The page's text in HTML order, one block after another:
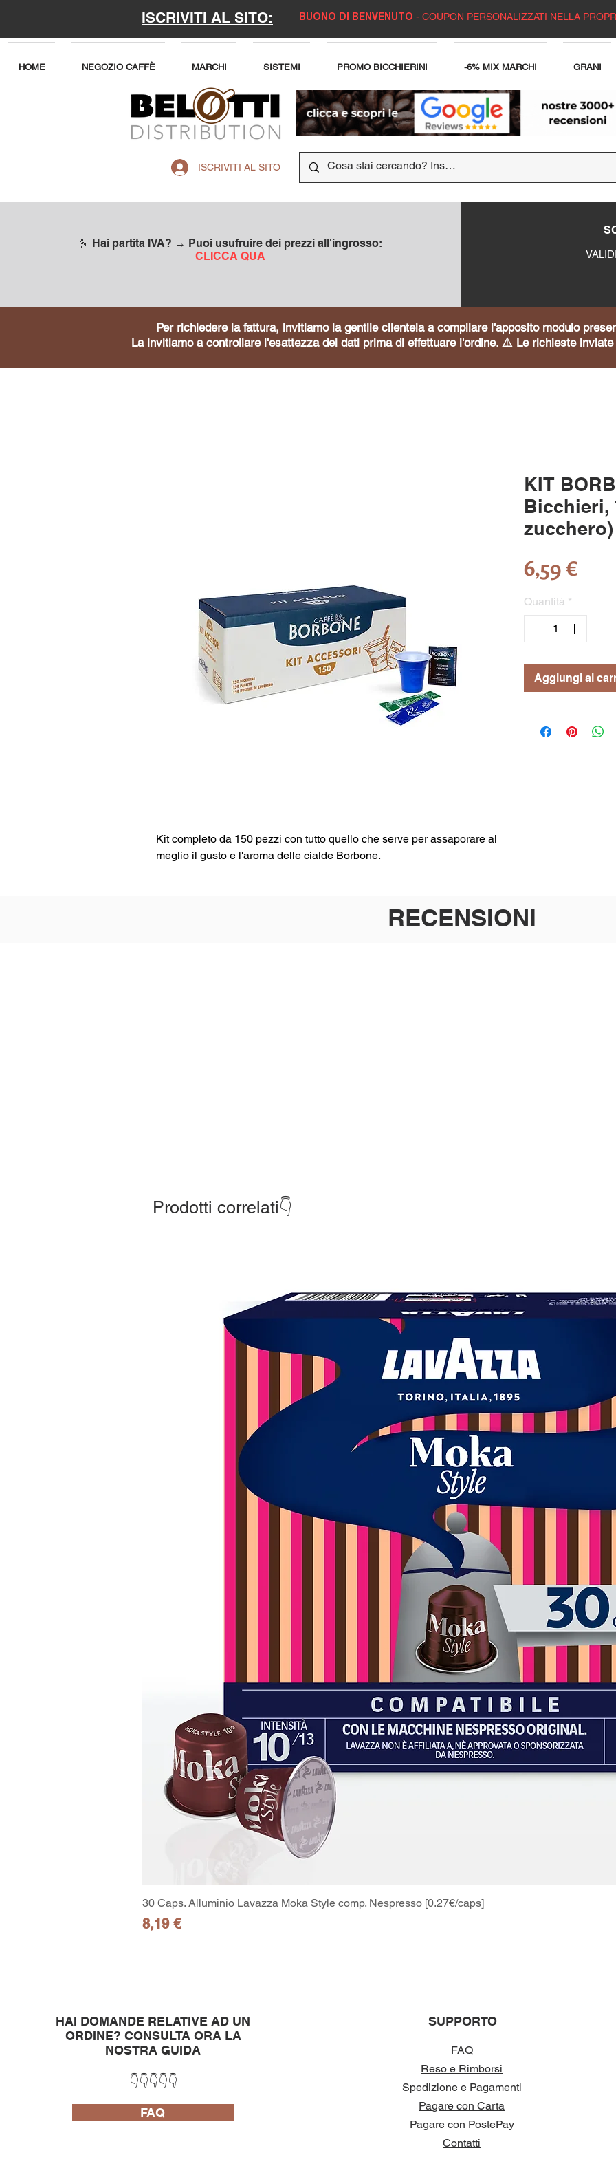
ISCRIVITI AL SITO: BUONO DI BENVENUTO - COUPON PERSONALIZZATI NELLA
HOME NEGOZIO CAFFÈ MARCHI SISTEMI PROMO BICCHIERINI -6% MIX MARCHI GRANI
ISCRIVITI AL SITO
🫰 Hai partita IVA? → Puoi usufruire dei prezzi all'ingrosso:
CLICCA QUA
Per richiedere la fattura, invitiamo la gentile clientela a compilare l'apposito modulo
La invitiamo a controllare l'esattezza dei dati prima di effettuare l'ordine. ⚠️ Le richieste
Kit completo da 150 pezzi con tutto quello che serve per assaporare al
meglio il gusto e l'aroma delle cialde Borbone.
KIT
Bicchieri,
zucchero)
6,59 €
Quantità *
Aggiungi al
RECENSIONI
Prodotti correlati👇
Vista rapida
30 Caps. Alluminio Lavazza Moka Style comp. Nespresso [0.27€/caps]
Prezzo
8,19 €
HAI DOMANDE RELATIVE AD UN
ORDINE? CONSULTA ORA LA
NOSTRA GUIDA
👇👇👇👇👇
FAQ
SUPPORTO
FAQ
Reso e Rimborsi
Spedizione e Pagamenti
Pagare con Carta
Pagare con PostePay
Contatti